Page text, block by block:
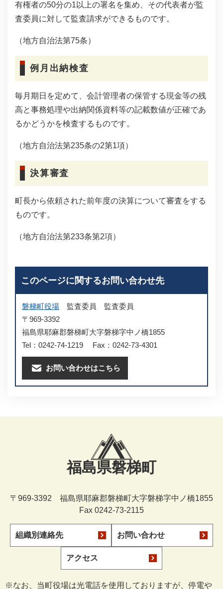
有権者の50分の1以上の署名を集め、その代表者が監
査委員に対して監査請求ができるものです。
（地方自治法第75条）
例月出納検査
毎月期日を定めて、会計管理者の保管する現金等の残
高と事務処理や出納関係資料等の記載数値が正確であ
るかどうかを検査するものです。
（地方自治法第235条の2第1項）
決算審査
町長から依頼された前年度の決算について審査をする
ものです。
（地方自治法第233条第2項）
このページに関するお問い合わせ先
磐梯町役場 監査委員
監査委員
〒969-3392
福島県耶麻郡磐梯町大字磐梯字中ノ橋1855
Tel：0242-74-1219
Fax：0242-73-4301
お問い合わせはこちら
福島県磐梯町
〒969-3392 福島県耶麻郡磐梯町大字磐梯字中ノ橋1855
Fax 0242-73-2115
組織別連絡先 お問い合わせ
アクセス
※なお、当町役場は光電話を使用しておりますが、停電や